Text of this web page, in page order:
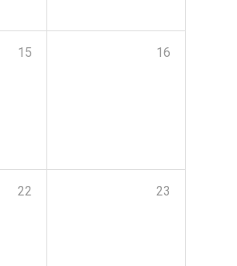
15 16
22 23